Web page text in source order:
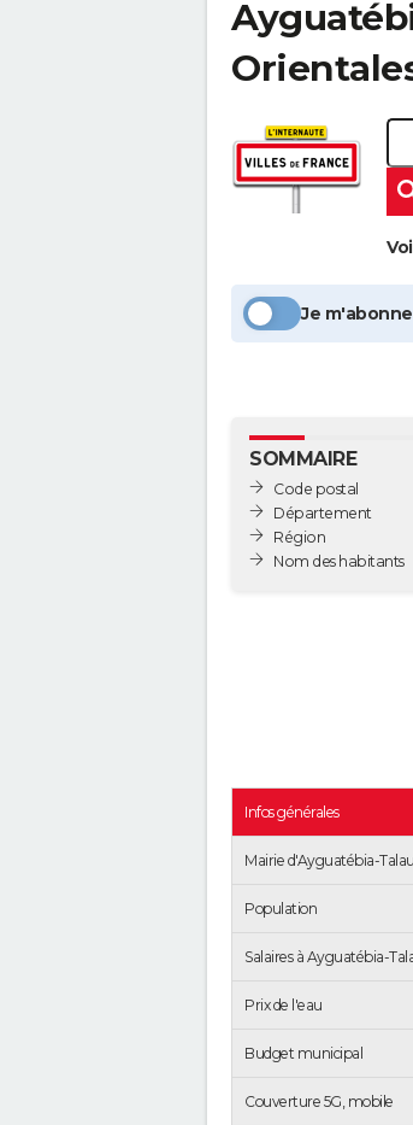
Je
SOMMAIRE
Code postal
Département
Région
Nom des habitants
Infos générales
Mairie d'Ayguatébia-Talau
Population
Salaires à Ayguatébia-
Prix de l'eau
Budget municipal
Couverture 5G, mobile